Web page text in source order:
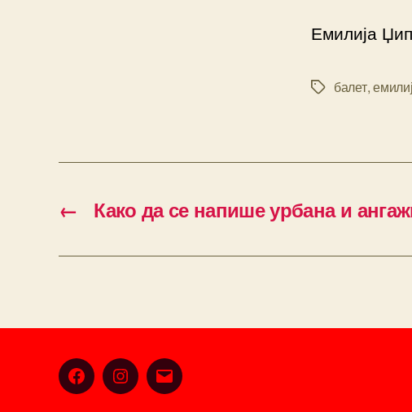
Емилија
Tagsбалет,
← Како да се напише урбана и
FacebookInstagram
Email